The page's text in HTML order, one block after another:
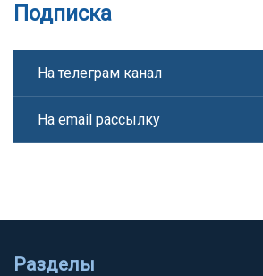
Подписка
На телеграм канал
На email рассылку
Разделы